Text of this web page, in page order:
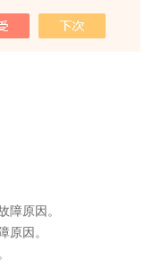
障原因。
原因。